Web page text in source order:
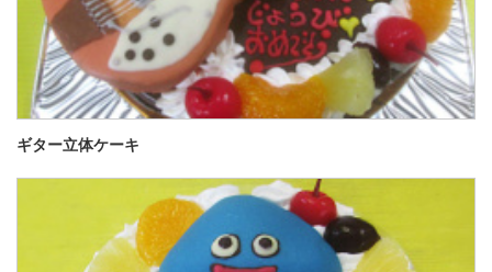
ギター立体ケーキ